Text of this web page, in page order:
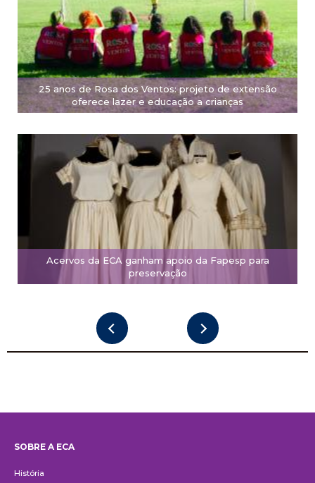
25 anos de Rosa dos Ventos: projeto de extensão
oferece lazer e educação a crianças
Acervos da ECA ganham apoio da Fapesp para
preservação
SOBRE A ECA
História